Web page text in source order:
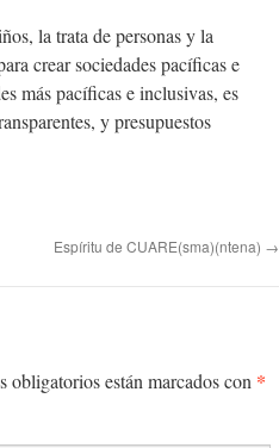
la trata de personas y la
crear sociedades pacíficas e
más pacíficas e inclusivas, es
y presupuestos
Espíritu de CUARE(sma)(ntena) →
obligatorios están marcados con *